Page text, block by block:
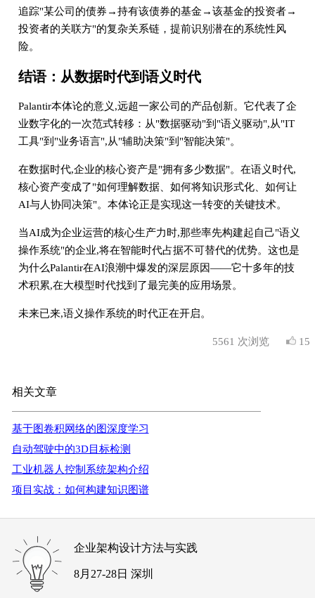
追踪"某公司的债券→持有该债券的基金→该基金的投资者→
投资者的关联方"的复杂关系链，提前识别潜在的系统性风
险。
结语：从数据时代到语义时代
Palantir本体论的意义,远超一家公司的产品创新。它代表了企
业数字化的一次范式转移：从"数据驱动"到"语义驱动",从"IT
工具"到"业务语言",从"辅助决策"到"智能决策"。
在数据时代,企业的核心资产是"拥有多少数据"。在语义时代,
核心资产变成了"如何理解数据、如何将知识形式化、如何让
AI与人协同决策"。本体论正是实现这一转变的关键技术。
当AI成为企业运营的核心生产力时,那些率先构建起自己"语义
操作系统"的企业,将在智能时代占据不可替代的优势。这也是
为什么Palantir在AI浪潮中爆发的深层原因——它十多年的技
术积累,在大模型时代找到了最完美的应用场景。
未来已来,语义操作系统的时代正在开启。
5561 次浏览 15
相关文章
基于图卷积网络的图深度学习
自动驾驶中的3D目标检测
工业机器人控制系统架构介绍
项目实战：如何构建知识图谱